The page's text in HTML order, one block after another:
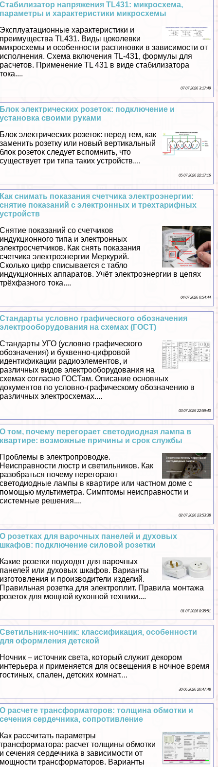
Стабилизатор напряжения TL431: микросхема,
параметры и хаpaктеристики микросхемы
Эксплуатационные хаpaктеристики и
преимущества TL431. Виды цоколевки
микросхемы и особенности распиновки в зависимости от
исполнения. Схема включения TL-431, формулы для
расчетов. Применение TL 431 в виде стабилизатора
тока....
07 07 2026 3:17:49
Блок электрических розеток: подключение и
установка своими руками
Блок электрических розеток: перед тем, как
заменить розетку или новый вертикальный
блок розеток следует вспомнить, что
существует три типа таких устройств....
05 07 2026 22:17:16
Как снимать показания счетчика электроэнергии:
снятие показаний с электронных и трехтарифных
устройств
Снятие показаний со счетчиков
индукционного типа и электронных
электросчетчиков. Как снять показания
счетчика электроэнергии Меркурий.
Сколько цифр списывается с табло
индукционных аппаратов. Учёт электроэнергии в цепях
трёхфазного тока....
04 07 2026 0:54:44
Стандарты условно графического обозначения
электрооборудования на схемах (ГОСТ)
Стандарты УГО (условно графического
обозначения) и буквенно-цифровой
идентификации радиоэлементов, и
различных видов электрооборудования на
схемах согласно ГОСТам. Описание основных
документов по условно-графическому обозначению в
различных электросхемах....
03 07 2026 22:59:40
О том, почему перегорает светодиодная лампа в
квартире: возможные причины и срок службы
Проблемы в электропроводке.
Неисправности люстр и светильников. Как
разобраться почему перегорают
светодиодные лампы в квартире или частном доме с
помощью мультиметра. Симптомы неисправности и
системные решения....
02 07 2026 23:53:38
О розетках для варочных панелей и духовых
шкафов: подключение силовой розетки
Какие розетки подходят для варочных
панелей или духовых шкафов. Варианты
изготовления и производители изделий.
Правильная розетка для электроплит. Правила монтажа
розеток для мощной кухонной техники....
01 07 2026 8:35:51
Светильник-ночник: классификация, особенности
для оформления детской
Ночник – источник света, который служит декором
интерьера и применяется для освещения в ночное время
гостиных, спален, детских комнат....
30 06 2026 20:47:48
О расчете трaнcформаторов: толщина обмотки и
сечения сердечника, сопротивление
Как рассчитать параметры
трaнcформатора: расчет толщины обмотки
и сечения сердечника в зависимости от
мощности трaнcформаторов. Варианты